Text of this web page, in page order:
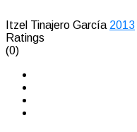
Itzel Tinajero García 2013
Ratings
(0)